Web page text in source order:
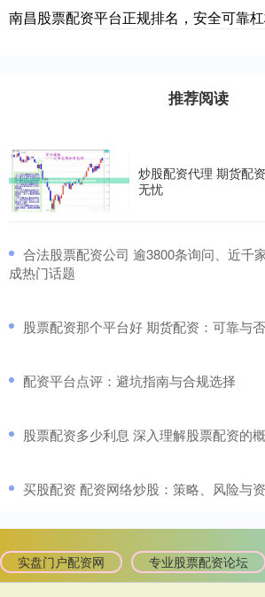
南昌股票配资平台正规排名，安全可靠
推荐阅读
炒股配资代理 期货配
无忧
合法股票配资公司 逾3800条询问、近千
成热门话题
股票配资那个平台好 期货配资：可靠与
​配资平台点评：避坑指南与合规选择
股票配资多少利息 深入理解股票配资的
买股配资 配资网络炒股：策略、风险与
实盘门户配资网 专业股票配资论坛